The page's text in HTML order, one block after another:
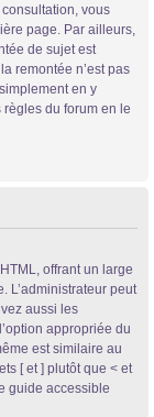
vous
page. Par ailleurs,
de sujet est
remontée n’est pas
en y
du forum en le
offrant un large
L’administrateur peut
aussi les
appropriée du
est similaire au
[ et ] plutôt que < et
guide accessible